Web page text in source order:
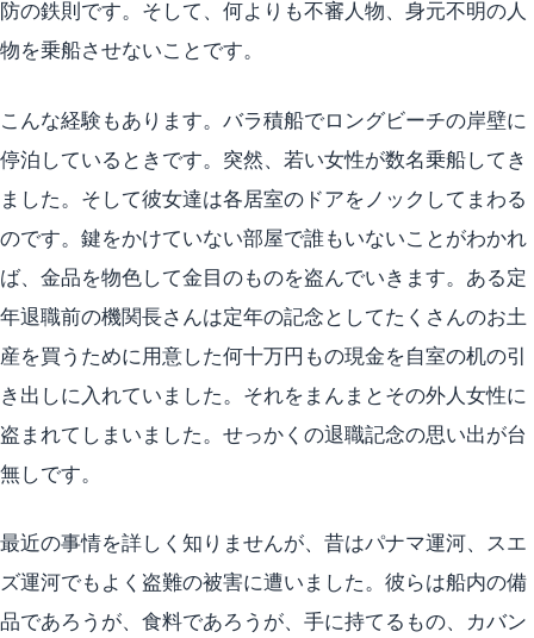
防の鉄則です。そして、何よりも不審人物、身元不明の人
物を乗船させないことです。
こんな経験もあります。バラ積船でロングビーチの岸壁に
停泊しているときです。突然、若い女性が数名乗船してき
ました。そして彼女達は各居室のドアをノックしてまわる
のです。鍵をかけていない部屋で誰もいないことがわかれ
ば、金品を物色して金目のものを盗んでいきます。ある定
年退職前の機関長さんは定年の記念としてたくさんのお土
産を買うために用意した何十万円もの現金を自室の机の引
き出しに入れていました。それをまんまとその外人女性に
盗まれてしまいました。せっかくの退職記念の思い出が台
無しです。
最近の事情を詳しく知りませんが、昔はパナマ運河、スエ
ズ運河でもよく盗難の被害に遭いました。彼らは船内の備
品であろうが、食料であろうが、手に持てるもの、カバン